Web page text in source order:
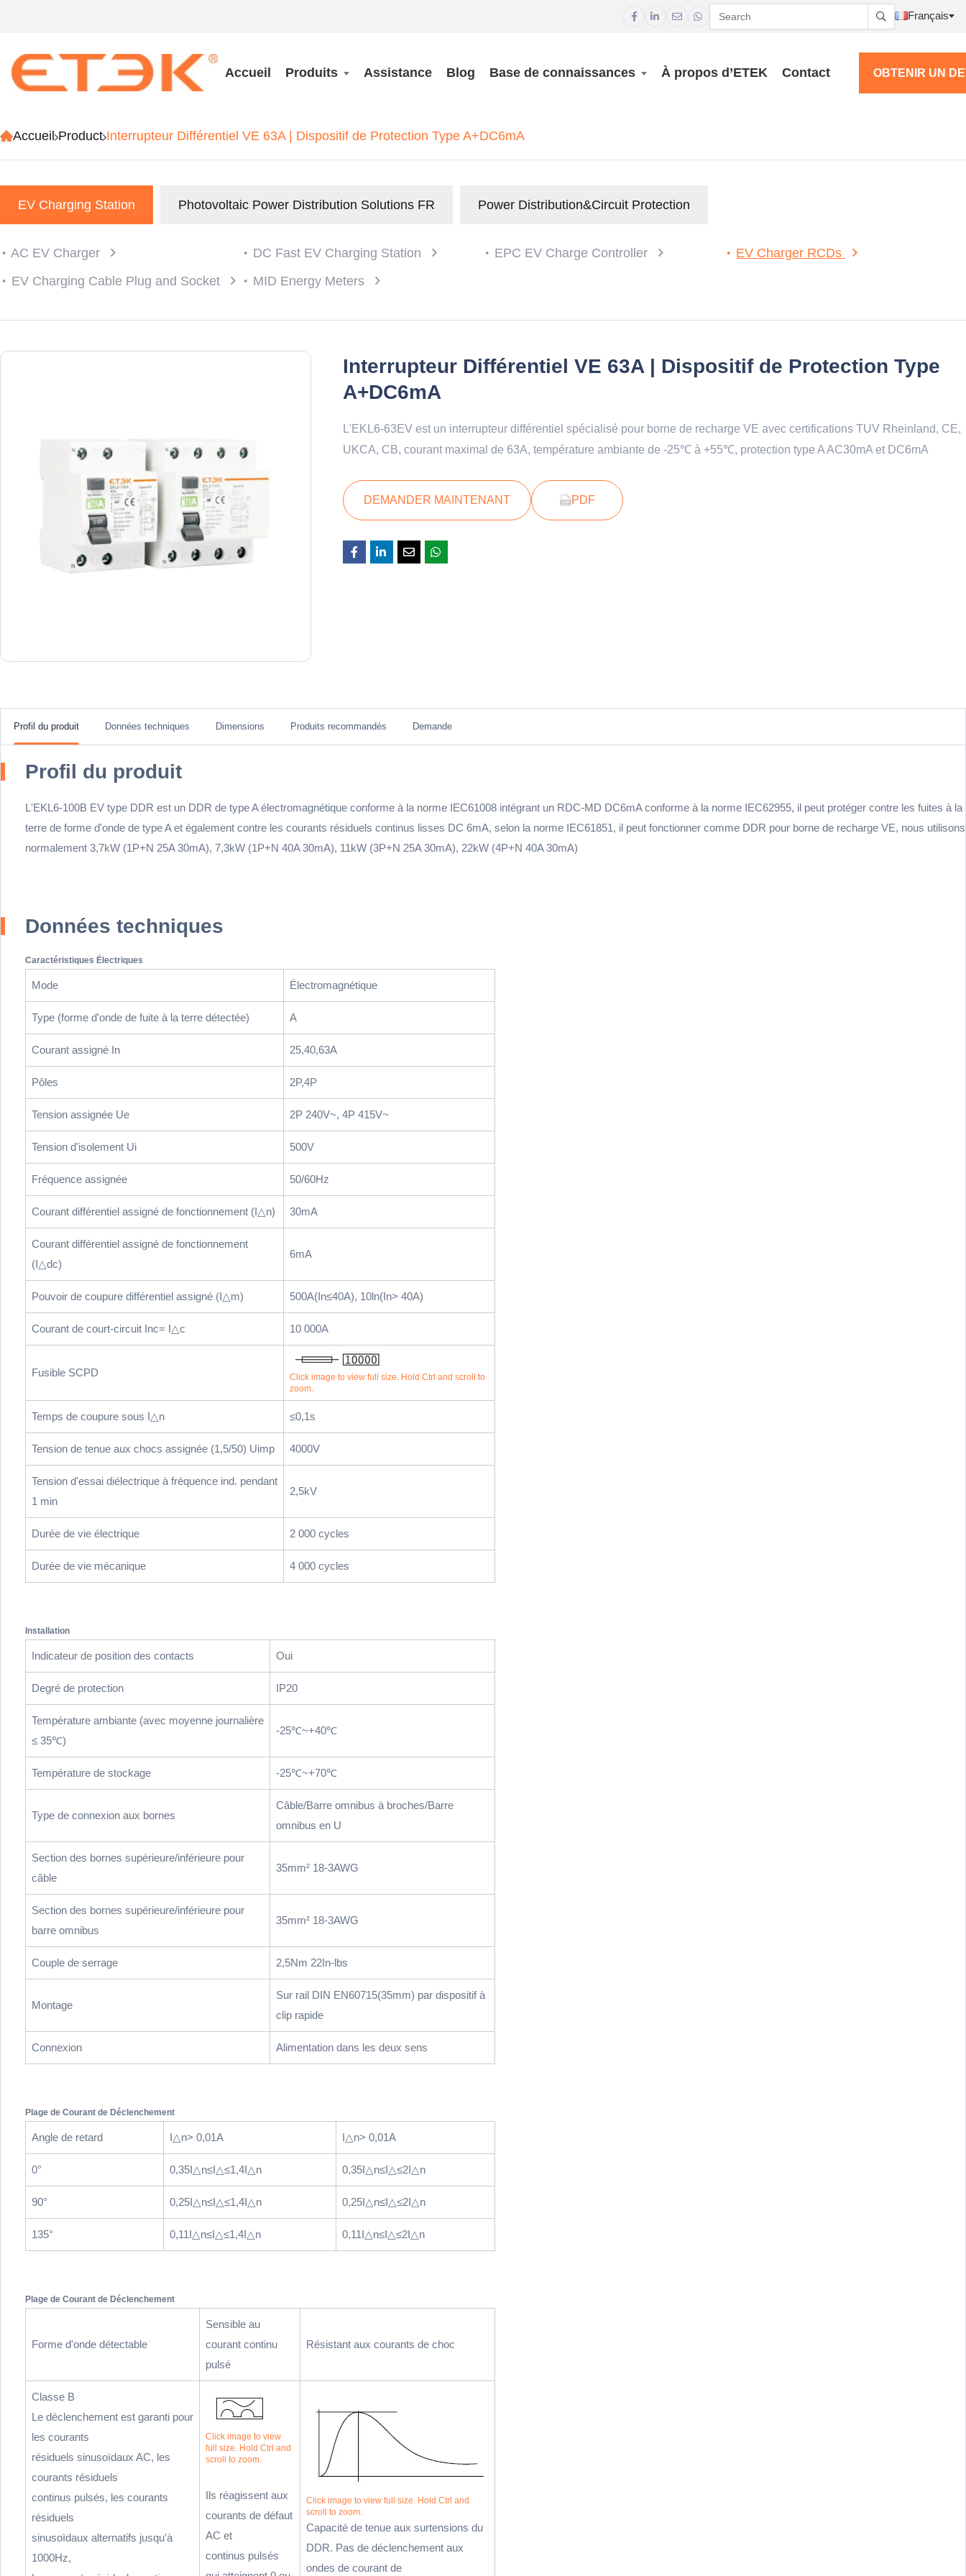
     Français
Accueil Produits Assistance Blog Base de connaissances À propos d’ETEK Contact OBTENIR UN
Accueil Product Interrupteur Différentiel VE 63A | Dispositif de Protection Type A+DC6mA
EV Charging Station Photovoltaic Power Distribution Solutions FR Power Distribution&Circuit Protection
AC EV Charger DC Fast EV Charging Station EPC EV Charge Controller
EV Charger RCDs
EV Charging Cable Plug and Socket
MID Energy Meters
Interrupteur Différentiel VE 63A | Dispositif de Protection Type
A+DC6mA
L'EKL6-63EV est un interrupteur différentiel spécialisé pour borne de recharge VE avec certifications TUV Rheinland, CE,
UKCA, CB, courant maximal de 63A, température ambiante de -25℃ à +55℃, protection type A AC30mA et DC6mA
DEMANDER MAINTENANT PDF
Profil du produit Données techniques Dimensions Produits recommandés Demande
Profil du produit
L'EKL6-100B EV type DDR est un DDR de type A électromagnétique conforme à la norme IEC61008 intégrant un RDC-MD DC6mA conforme à la norme IEC62955, il peut protéger contre les fuites à la
terre de forme d'onde de type A et également contre les courants résiduels continus lisses DC 6mA, selon la norme IEC61851, il peut fonctionner comme DDR pour borne de recharge VE, nous utilisons
normalement 3,7kW (1P+N 25A 30mA), 7,3kW (1P+N 40A 30mA), 11kW (3P+N 25A 30mA), 22kW (4P+N 40A 30mA)
Données techniques
Caractéristiques Électriques
Mode Électromagnétique
Type (forme d'onde de fuite à la terre détectée) A
Courant assigné In 25,40,63A
Pôles 2P,4P
Tension assignée Ue 2P 240V~, 4P 415V~
Tension d'isolement Ui 500V
Fréquence assignée 50/60Hz
Courant différentiel assigné de fonctionnement (I△n) 30mA
Courant différentiel assigné de fonctionnement
(I△dc)
6mA
Pouvoir de coupure différentiel assigné (I△m) 500A(In≤40A), 10ln(In> 40A)
Courant de court-circuit Inc= I△c 10 000A
Fusible SCPD
Click image to view full size. Hold Ctrl and scroll to
zoom.
Temps de coupure sous I△n ≤0,1s
Tension de tenue aux chocs assignée (1,5/50) Uimp 4000V
Tension d'essai diélectrique à fréquence ind. pendant
1 min
2,5kV
Durée de vie électrique 2 000 cycles
Durée de vie mécanique 4 000 cycles
Installation
Indicateur de position des contacts Oui
Degré de protection IP20
Température ambiante (avec moyenne journalière
≤ 35℃)
-25℃~+40℃
Température de stockage -25℃~+70℃
Type de connexion aux bornes
Câble/Barre omnibus à broches/Barre
omnibus en U
Section des bornes supérieure/inférieure pour
câble
35mm² 18-3AWG
Section des bornes supérieure/inférieure pour
barre omnibus
35mm² 18-3AWG
Couple de serrage 2,5Nm 22In-lbs
Montage
Sur rail DIN EN60715(35mm) par dispositif à
clip rapide
Connexion Alimentation dans les deux sens
Plage de Courant de Déclenchement
Angle de retard I△n> 0,01A I△n> 0,01A
0° 0,35I△n≤I△≤1,4I△n 0,35I△n≤I△≤2I△n
90° 0,25I△n≤I△≤1,4I△n 0,25I△n≤I△≤2I△n
135° 0,11I△n≤I△≤1,4I△n 0,11I△n≤I△≤2I△n
Plage de Courant de Déclenchement
Forme d'onde détectable
Sensible au
courant continu
pulsé
Résistant aux courants de choc
Classe B
Le déclenchement est garanti pour
les courants
résiduels sinusoïdaux AC, les
courants résiduels
continus pulsés, les courants
résiduels
sinusoïdaux alternatifs jusqu'à
1000Hz,
Click image to view
full size. Hold Ctrl and
scroll to zoom.
Ils réagissent aux
courants de défaut
AC et
continus pulsés
Click image to view full size. Hold Ctrl and
scroll to zoom.
Capacité de tenue aux surtensions du
DDR. Pas de déclenchement aux
ondes de courant de